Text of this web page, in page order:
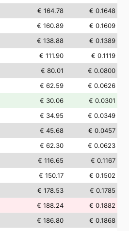
€ 164.78
€ 0.1648
€ 160.89
€ 0.1609
€ 138.88
€ 0.1389
€ 111.90
€ 0.1119
€ 80.01
€ 0.0800
€ 62.59
€ 0.0626
€ 30.06
€ 0.0301
€ 34.95
€ 0.0349
€ 45.68
€ 0.0457
€ 62.30
€ 0.0623
€ 116.65
€ 0.1167
€ 150.17
€ 0.1502
€ 178.53
€ 0.1785
€ 188.24
€ 0.1882
€ 186.80
€ 0.1868